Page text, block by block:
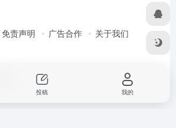
免责声明 广告合作 关于我们
投稿 我的